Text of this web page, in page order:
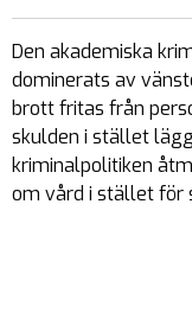
Den akademiska
dominerats av
brott fritas från
skulden i stället
kriminalpolitiken
om vård i stället för